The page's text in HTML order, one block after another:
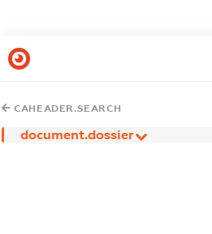
CAHEADER.SEARCH
document.dossier